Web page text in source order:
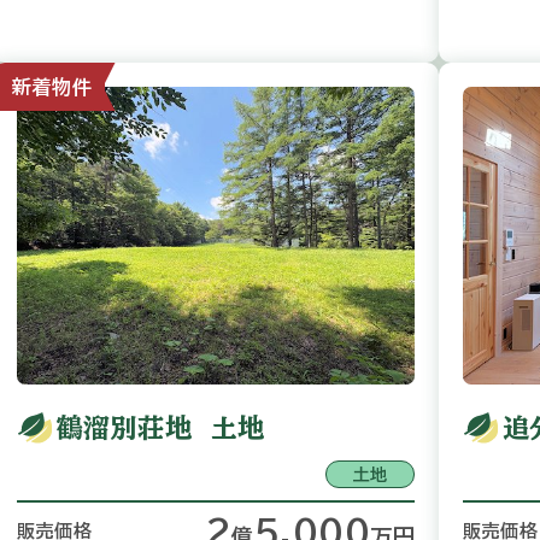
新着物件
鶴溜別荘地 土地
土地
販売価格 2 5,000
追
販売価格